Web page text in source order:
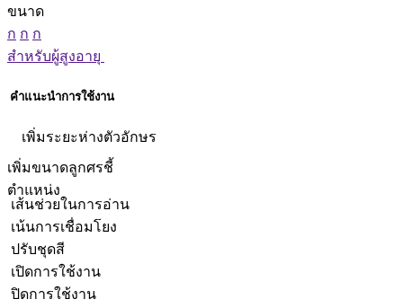
ขนาด
ก ก ก
สำหรับผู้สูงอายุ
คำแนะนำการใช้งาน
เพิ่มระยะห่างตัวอักษร
เพิ่มขนาดลูกศรชี้
ตำแหน่ง
เส้นช่วยในการอ่าน
เน้นการเชื่อมโยง
ปรับชุดสี
เปิดการใช้งาน
ปิดการใช้งาน